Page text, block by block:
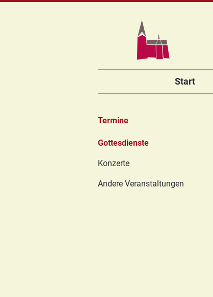
überspringen
Start
Termine
Navigation
Gottesdienste
Konzerte
Andere Veranstaltungen